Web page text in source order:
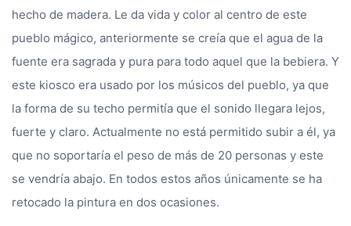
hecho de madera. Le da vida y color al centro de este
pueblo mágico, anteriormente se creía que el agua de la
fuente era sagrada y pura para todo aquel que la bebiera. Y
este kiosco era usado por los músicos del pueblo, ya que
la forma de su techo permitía que el sonido llegara lejos,
fuerte y claro. Actualmente no está permitido subir a él, ya
que no soportaría el peso de más de 20 personas y este
se vendría abajo. En todos estos años únicamente se ha
retocado la pintura en dos ocasiones.